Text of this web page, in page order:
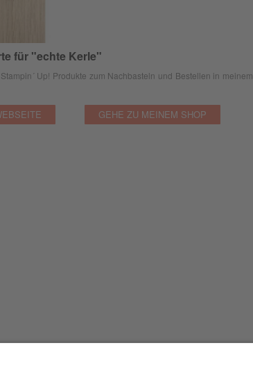
für "echte Kerle"
Up! Produkte zum Nachbasteln und Bestellen in meinem
GEHE ZU MEINEM SHOP